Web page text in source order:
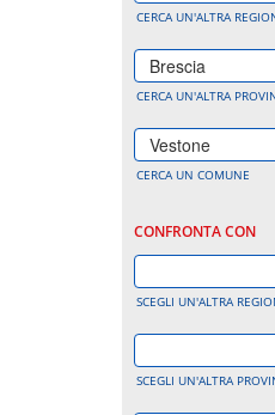
CERCA UN'ALTRA
Brescia
CERCA UN'ALTRA
Vestone
CERCA UN COMUNE
CONFRONTA CON
SCEGLI UN'ALTRA
SCEGLI UN'ALTRA